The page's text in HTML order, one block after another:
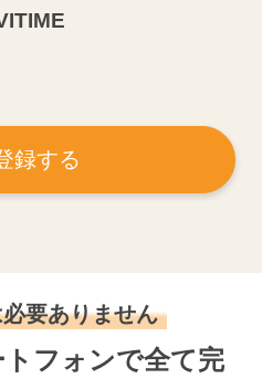
録する
要ありません
フォンで全て完